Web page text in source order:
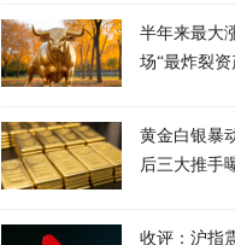
半年来最大
场“最炸裂资
黄金白银暴
后三大推手
收评：沪指